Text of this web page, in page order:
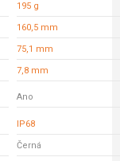
195 g
160,5 mm
75,1 mm
7,8 mm
Ano
IP68
Černá